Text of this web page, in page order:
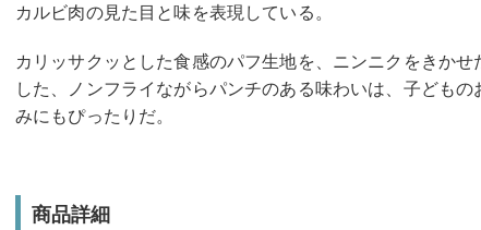
カルビ肉の見た目と味を表現している。
カリッサクッとした食感のパフ生地を、ニンニクをきか
した、ノンフライながらパンチのある味わいは、子どもの
みにもぴったりだ。
商品詳細